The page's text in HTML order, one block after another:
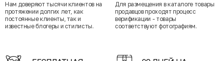
Нам доверяют тысячи клиентов на
протяжении долгих лет, как
постоянные клиенты, так и
известные блогеры и стилисты.
Для размещения в каталоге товары
продавцов проходят процесс
верификации - товары
соответствуют фотографиям.